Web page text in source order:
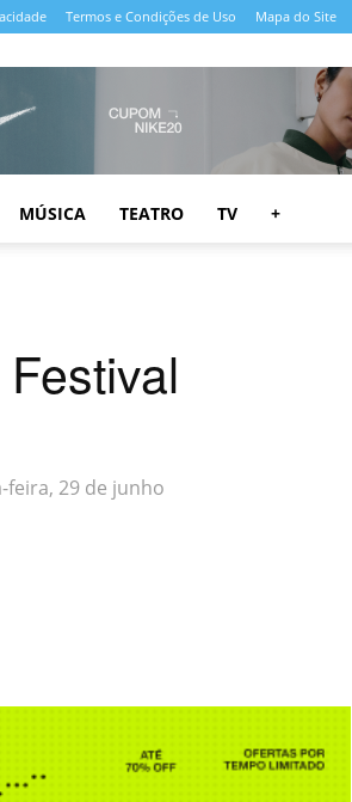
Termos e Condições de Uso Mapa do Site
MÚSICA TEATRO TV +
29 de junho